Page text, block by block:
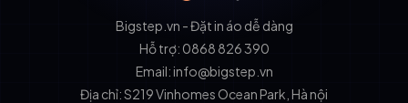
Bigstep.vn - Đặt in áo dễ dàng
Hỗ trợ: 0868 826 390
Email: info@bigstep.vn
Địa chỉ: S219 Vinhomes Ocean Park, Hà nội